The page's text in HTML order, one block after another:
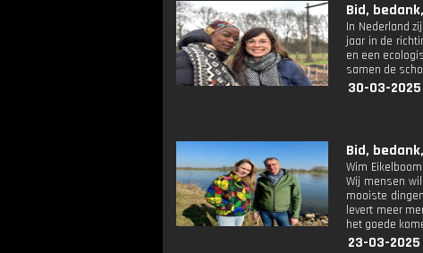
Bid,
In Nederland
jaar in de
en een
samen de
30-03-
Bid,
Wim
Wij mensen
mooiste
levert meer
het goede
23-03-